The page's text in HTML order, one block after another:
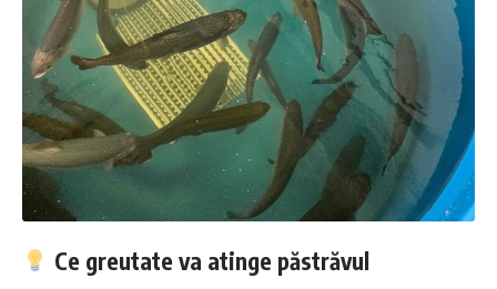
Ce greutate va atinge păstrăvul